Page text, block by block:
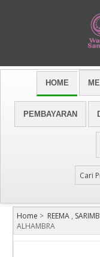
HOME
PEMBAYARAN
Home > REEMA ,
ALHAMBRA